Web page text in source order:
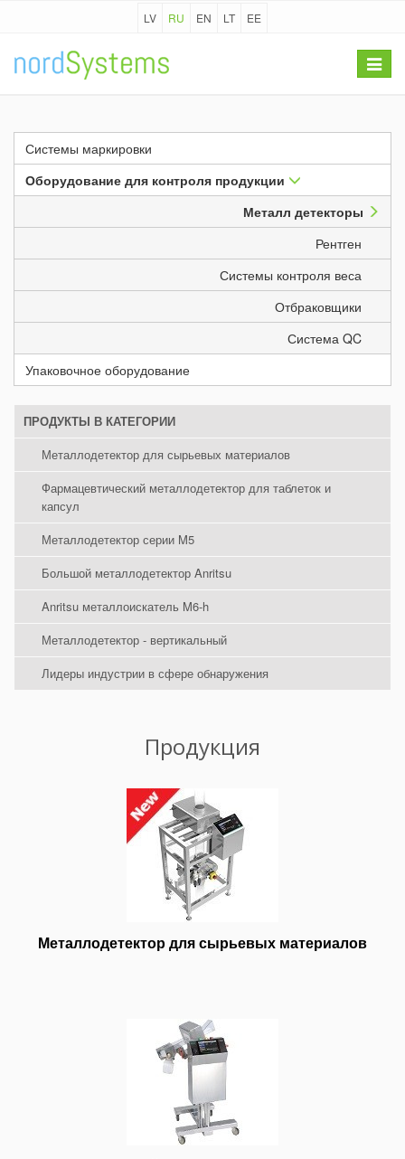
LV RU EN LT EE
Toggle
Системы маркировки
Оборудование для контроля продукции
Металл детекторы
Рентген
Системы контроля веса
Отбраковщики
Система QC
Упаковочное оборудование
ПРОДУКТЫ В КАТЕГОРИИ
Металлодетектор для сырьевых материалов
Фармацевтический металлодетектор для таблеток и
капсул
Металлодетектор серии M5
Большой металлодетектор Anritsu
Anritsu металлоискатель M6-h
Металлодетектор - вертикальный
Лидеры индустрии в сфере обнаружения
Продукция
Металлодетектор для сырьевых материалов